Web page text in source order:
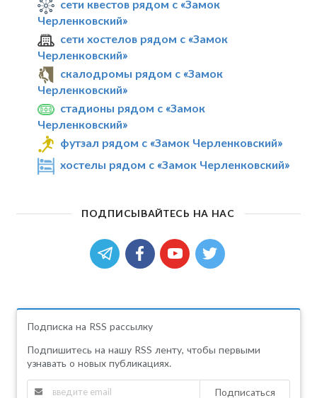
сети квестов рядом с «Замок
Черленковский»
сети хостелов рядом с «Замок
Черленковский»
скалодромы рядом с «Замок
Черленковский»
стадионы рядом с «Замок
Черленковский»
футзал рядом с «Замок Черленковский»
хостелы рядом с «Замок Черленковский»
ПОДПИСЫВАЙТЕСЬ НА НАС
Подписка на RSS рассылку
Подпишитесь на нашу RSS ленту, чтобы первыми
узнавать о новых публикациях.
Подписаться